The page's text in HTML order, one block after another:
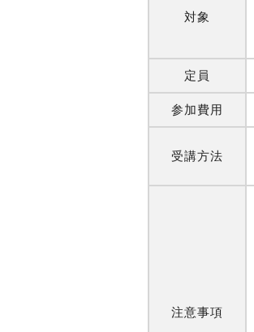
対象
定員
参加費用
受講方法
注意事項